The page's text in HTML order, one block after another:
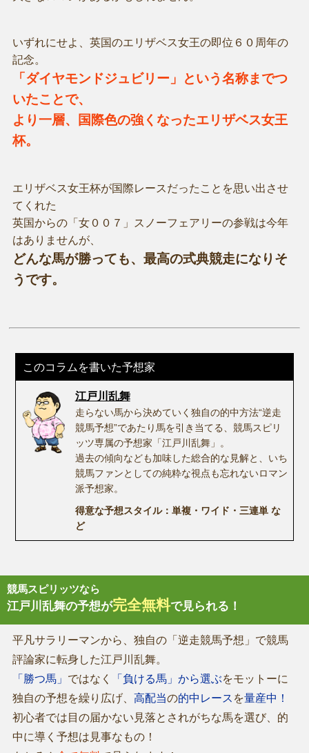
いずれにせよ、英国のエリザベス女王の即位６０周年の
記念。
「ダイヤモンドジュビリー」という名称までつ
いたことで、
より一層、国際色の強くなったエリザベス女王
杯。
エリザベス女王杯が国際レースだったことを思い出させ
てくれた
英国からの「女００７」スノーフェアリーの参戦は今年
はありませんが、
どんな馬が勝っても、最高の式典競走になりそ
うです。
このコラムを書いた予想家
江戸川乱舞
走らない馬から決めていく独自の的中方法“逆走
競馬予想”であたり馬を引き当てる、競馬スピリ
ッツ専属の予想家「江戸川乱舞」。
過去の傾向なども加味した総合的な見解と、いち
競馬ファンとしての純粋な視点も忘れないロマン
派予想家。
得意な予想スタイル：単複・ワイド・三連単 な
ど
競馬スピリッツなら
江戸川乱舞の予想が完全無料で見られる！
平凡サラリーマンから、独自の「逆走競馬予想」で競馬
評論家に転身した江戸川乱舞。
「勝つ馬」 ではなく 「負ける馬」から選ぶをモットーに
独自の予想を繰り広げ、 高配当の的中レース を量産中！
初心者では目の届かない見落とされがちな馬を選び、的
中に導く予想は見事なもの！